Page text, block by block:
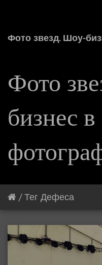
Фото звезд. Шоу-
Фото
бизнес в
/Тег Дефеса